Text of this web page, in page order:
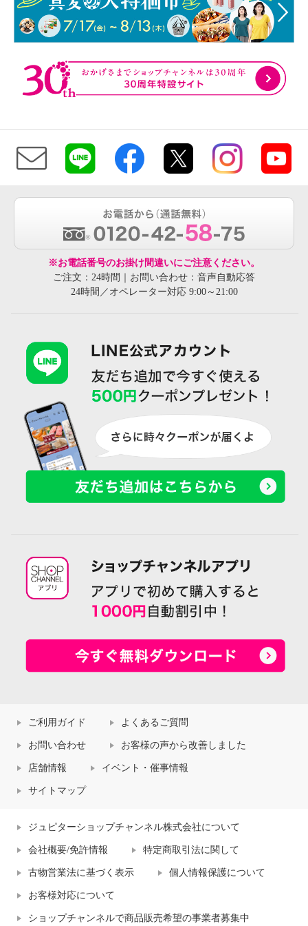
※お電話番号のお掛け間違いにご注意ください。
ご注文：24時間｜お問い合わせ：音声自動応答
24時間／オペレーター対応 9:00～21:00
ご利用ガイド よくあるご質問
お問い合わせ お客様の声から改善しました
店舗情報 イベント・催事情報
サイトマップ
ジュピターショップチャンネル株式会社について
会社概要/免許情報 特定商取引法に関して
古物営業法に基づく表示 個人情報保護について
お客様対応について
ショップチャンネルで商品販売希望の事業者募集中